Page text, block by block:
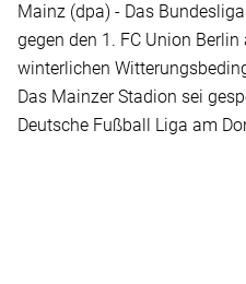
Mainz (dpa) - Das
gegen den 1. FC Union
winterlichen
Das Mainzer Stadion sei
Deutsche Fußball Liga am